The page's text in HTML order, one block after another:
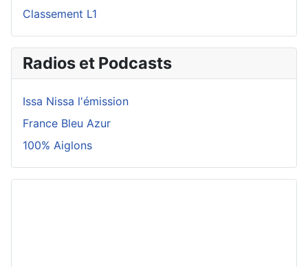
Classement L1
Radios et Podcasts
Issa Nissa l'émission
France Bleu Azur
100% Aiglons